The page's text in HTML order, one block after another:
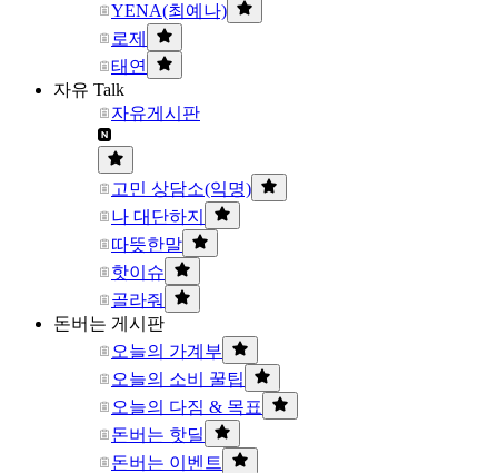
YENA(최예나)
로제
태연
자유 Talk
자유게시판
고민 상담소(익명)
나 대단하지
따뜻한말
핫이슈
골라줘
돈버는 게시판
오늘의 가계부
오늘의 소비 꿀팁
오늘의 다짐 & 목표
돈버는 핫딜
돈버는 이벤트